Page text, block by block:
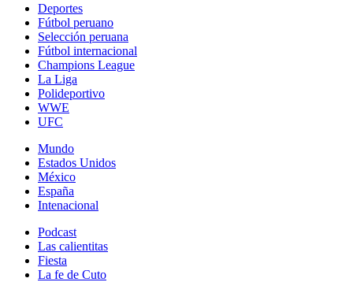
Deportes
Fútbol peruano
Selección peruana
Fútbol internacional
Champions League
La Liga
Polideportivo
WWE
UFC
Mundo
Estados Unidos
México
España
Intenacional
Podcast
Las calientitas
Fiesta
La fe de Cuto